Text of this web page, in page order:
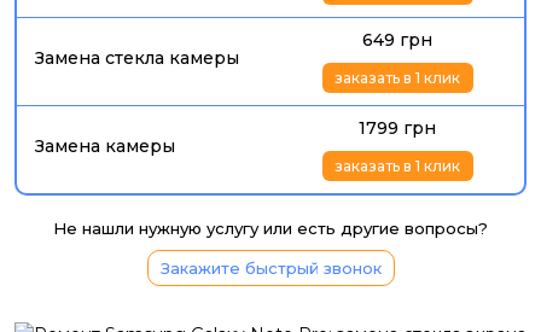
Замена стекла камеры
649 грн
заказать в 1 клик
Замена камеры
1799 грн
заказать в 1 клик
Не нашли нужную услугу или есть другие вопросы?
Закажите быстрый звонок